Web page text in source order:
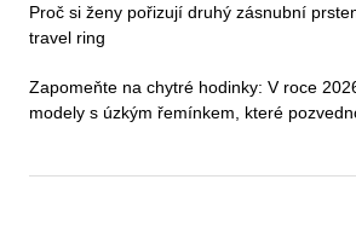
Proč si ženy pořizují druhý zásnubní
travel ring
Zapomeňte na chytré hodinky: V roce
modely s úzkým řemínkem, které